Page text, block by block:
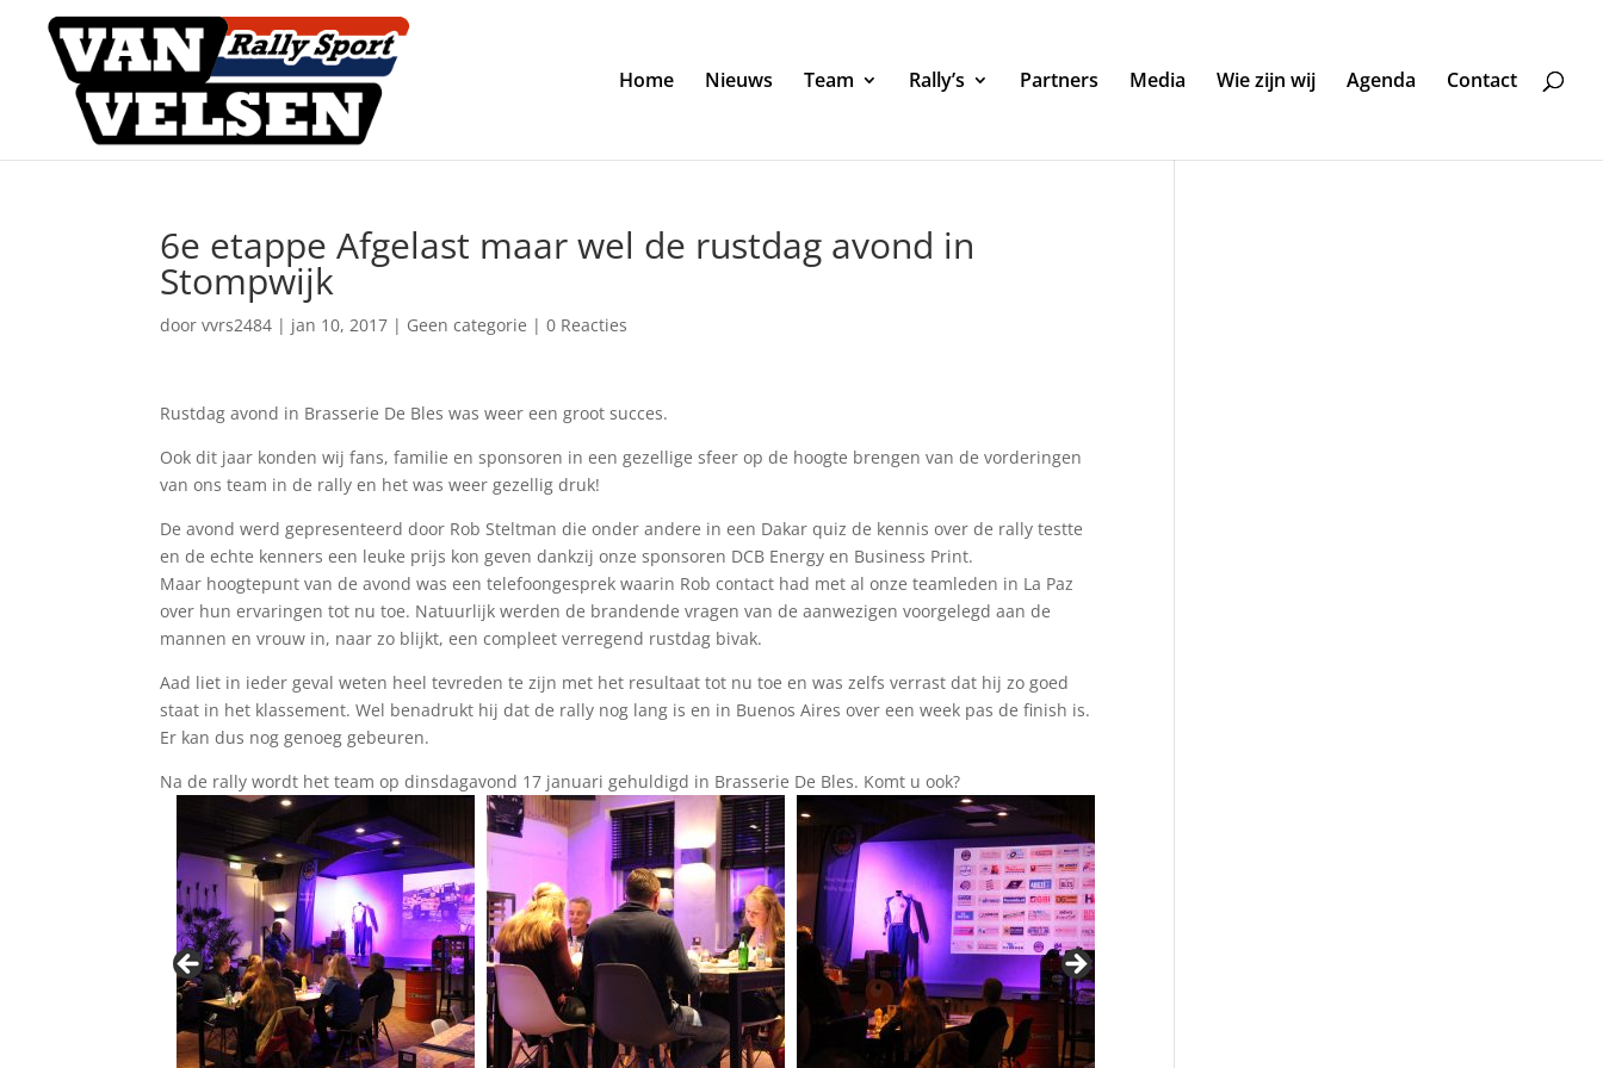
Home Nieuws Team Rally’s Partners Media Wie zijn wij Agenda Contact
6e etappe Afgelast maar wel de rustdag avond in
Stompwijk
doorvvrs2484 | jan 10, 2017 | Geen categorie |0 Reacties
Rustdag avond in Brasserie De Bles was weer een groot succes.
Ook dit jaar konden wij fans, familie en sponsoren in een gezellige sfeer op de hoogte brengen van de vorderingen
van ons team in de rally en het was weer gezellig druk!
De avond werd gepresenteerd door Rob Steltman die onder andere in een Dakar quiz de kennis over de rally testte
en de echte kenners een leuke prijs kon geven dankzij onze sponsoren DCB Energy en Business Print.
Maar hoogtepunt van de avond was een telefoongesprek waarin Rob contact had met al onze teamleden in La Paz
over hun ervaringen tot nu toe. Natuurlijk werden de brandende vragen van de aanwezigen voorgelegd aan de
mannen en vrouw in, naar zo blijkt, een compleet verregend rustdag bivak.
Aad liet in ieder geval weten heel tevreden te zijn met het resultaat tot nu toe en was zelfs verrast dat hij zo goed
staat in het klassement. Wel benadrukt hij dat de rally nog lang is en in Buenos Aires over een week pas de finish is.
Er kan dus nog genoeg gebeuren.
Na de rally wordt het team op dinsdagavond 17 januari gehuldigd in Brasserie De Bles. Komt u ook?